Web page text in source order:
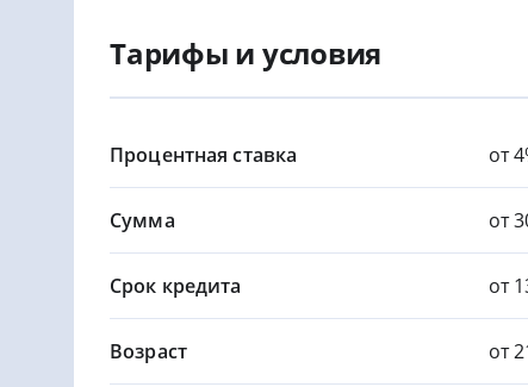
Тарифы и условия
Процентная ставка от
Сумма от
Срок кредита от
Возраст от